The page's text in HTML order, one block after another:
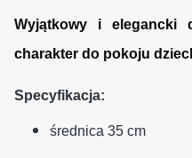
Wyjątkowy i elegancki
charakter do pokoju
Specyfikacja:
średnica 35 cm